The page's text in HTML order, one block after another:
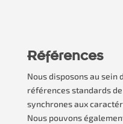
Références
Nous disposons au
références standards
synchrones aux
Nous pouvons